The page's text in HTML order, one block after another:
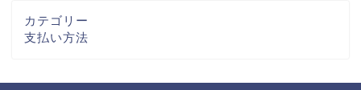
カテゴリー
支払い方法